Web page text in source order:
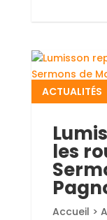
les
ACTUALITÉS
Accueil >